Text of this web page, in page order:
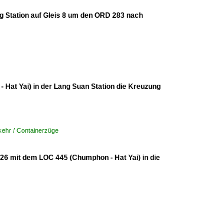
auf Gleis 8 um den ORD 283 nach
Yai) in der Lang Suan Station die Kreuzung
/ Containerzüge
mit dem LOC 445 (Chumphon - Hat Yai) in die